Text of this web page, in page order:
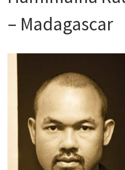
– Madagascar